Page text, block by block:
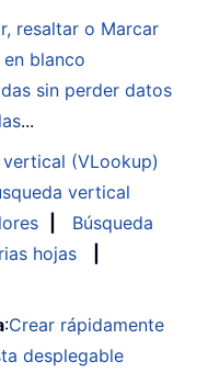
resaltar o Marcar
blanco
sin perder datos
...
vertical (VLookup)
vertical
Búsqueda
hojas
:Crear rápidamente
desplegable